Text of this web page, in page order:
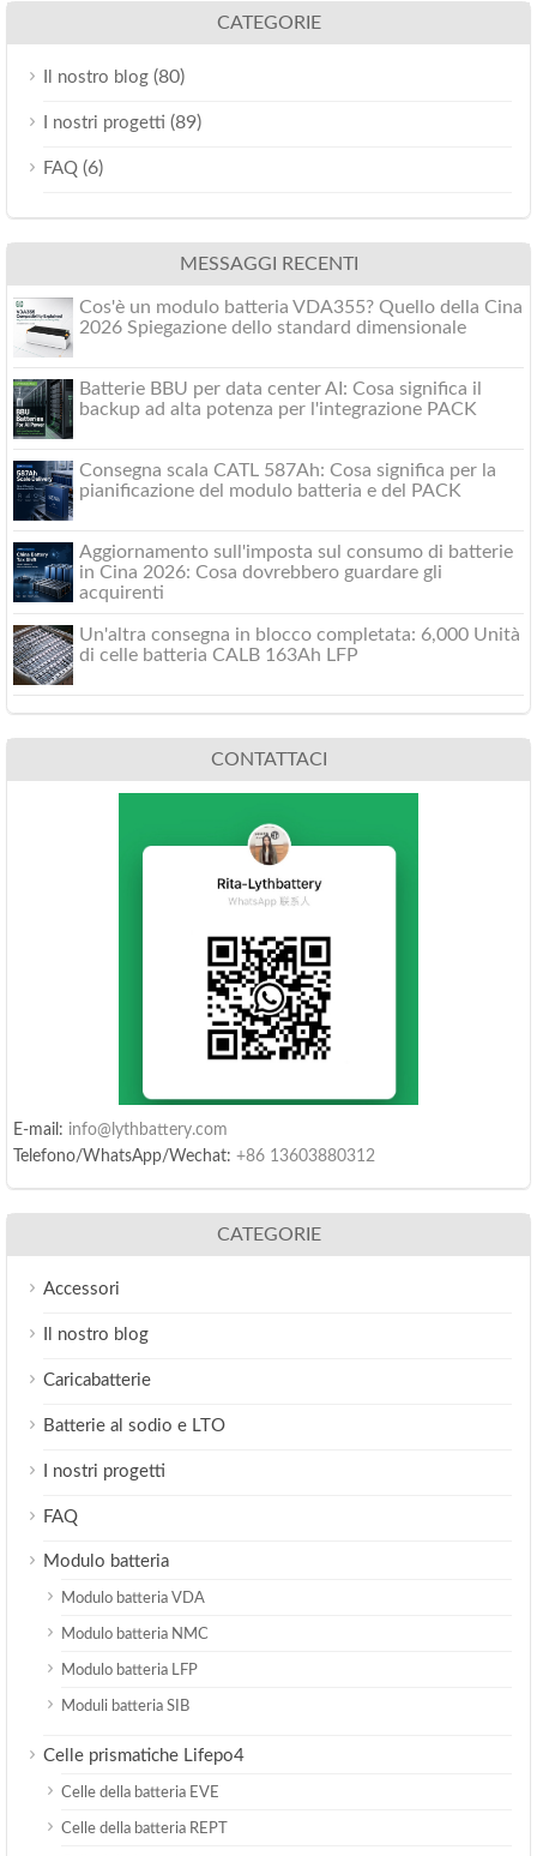
CATEGORIE
Il nostro blog (80)
I nostri progetti (89)
FAQ (6)
MESSAGGI RECENTI
Cos'è un modulo batteria VDA355? Quello della Cina
2026 Spiegazione dello standard dimensionale
Batterie BBU per data center AI: Cosa significa il
backup ad alta potenza per l'integrazione PACK
Consegna scala CATL 587Ah: Cosa significa per la
pianificazione del modulo batteria e del PACK
Aggiornamento sull'imposta sul consumo di batterie
in Cina 2026: Cosa dovrebbero guardare gli
acquirenti
Un'altra consegna in blocco completata: 6,000 Unità
di celle batteria CALB 163Ah LFP
CONTATTACI
E-mail: info@lythbattery.com
Telefono/WhatsApp/Wechat: +86 13603880312
CATEGORIE
Accessori
Il nostro blog
Caricabatterie
Batterie al sodio e LTO
I nostri progetti
FAQ
Modulo batteria
Modulo batteria VDA
Modulo batteria NMC
Modulo batteria LFP
Moduli batteria SIB
Celle prismatiche Lifepo4
Celle della batteria EVE
Celle della batteria REPT